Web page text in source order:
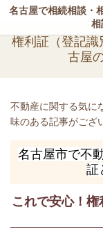
名古屋で相続相談・
相
権利証（登記識
古屋
不動産に関する気に
味のある記事がござ
名古屋市で不
証
これで安心！